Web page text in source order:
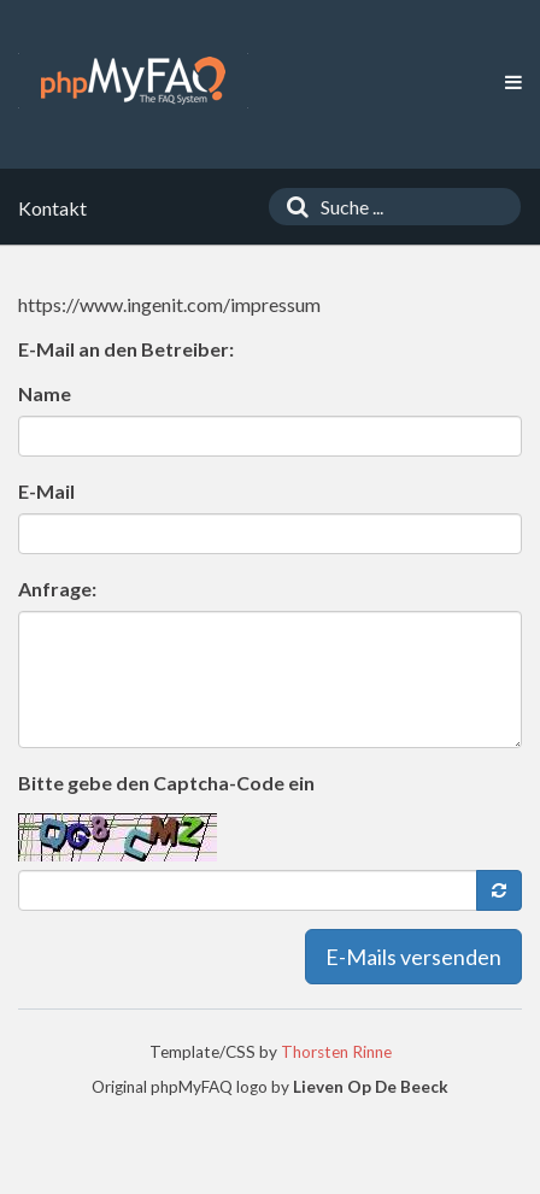
Kontakt
https://www.ingenit.com/impressum
E-Mail an den Betreiber:
Name
E-Mail
Anfrage:
Bitte gebe den Captcha-Code ein
E-Mails versenden
Template/CSS by Thorsten Rinne
Original phpMyFAQ logo by Lieven Op De Beeck